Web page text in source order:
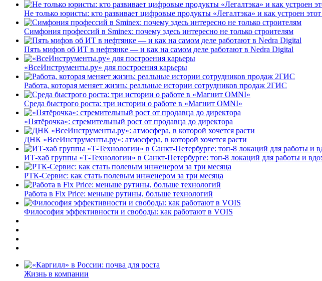
Не только юристы: кто развивает цифровые продукты «Легалтэка» и как устроен
Симфония профессий в Sminex: почему здесь интересно не только строителям
Пять мифов об ИТ в нефтянке — и как на самом деле работают в Nedra Digital
«ВсеИнструменты.ру» для построения карьеры
Работа, которая меняет жизнь: реальные истории сотрудников продаж 2ГИС
Среда быстрого роста: три истории о работе в «Магнит OMNI»
«Пятёрочка»: стремительный рост от продавца до директора
ДНК «ВсеИнструменты.ру»: атмосфера, в которой хочется расти
ИТ-хаб группы «Т-Технологии» в Санкт-Петербурге: топ-8 локаций для работы и
РТК-Сервис: как стать полевым инженером за три месяца
Работа в Fix Price: меньше рутины, больше технологий
Философия эффективности и свободы: как работают в VOIS
Жизнь в компании